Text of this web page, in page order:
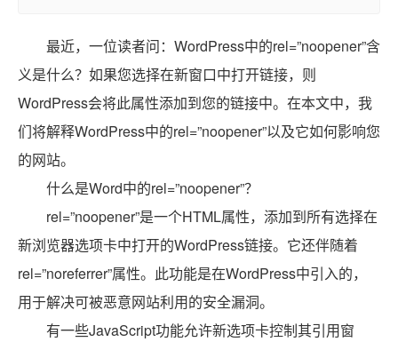
最近，一位读者问：WordPress中的rel=”noopener”含
义是什么？如果您选择在新窗口中打开链接，则
WordPress会将此属性添加到您的链接中。在本文中，我
们将解释WordPress中的rel=”noopener”以及它如何影响您
的网站。
什么是Word中的rel=”noopener”？
rel=”noopener”是一个HTML属性，添加到所有选择在
新浏览器选项卡中打开的WordPress链接。它还伴随着
rel=”noreferrer”属性。此功能是在WordPress中引入的，
用于解决可被恶意网站利用的安全漏洞。
有一些JavaScript功能允许新选项卡控制其引用窗